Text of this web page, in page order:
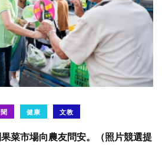
健康 文教
菜市場向農友問安。（照片競選提